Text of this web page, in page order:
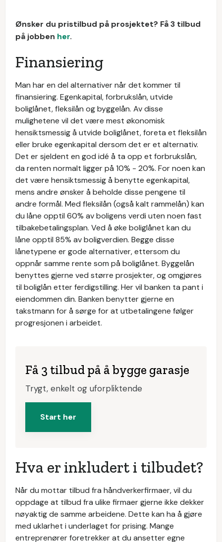
Ønsker du pristilbud på prosjektet? Få 3 tilbud
på jobben her.
Finansiering
Man har en del alternativer når det kommer til
finansiering. Egenkapital, forbrukslån, utvide
boliglånet, fleksilån og byggelån. Av disse
mulighetene vil det være mest økonomisk
hensiktsmessig å utvide boliglånet, foreta et fleksilån
eller bruke egenkapital dersom det er et alternativ.
Det er sjeldent en god idé å ta opp et forbrukslån,
da renten normalt ligger på 10% - 20%. For noen kan
det være hensiktsmessig å benytte egenkapital,
mens andre ønsker å beholde disse pengene til
andre formål. Med fleksilån (også kalt rammelån) kan
du låne opptil 60% av boligens verdi uten noen fast
tilbakebetalingsplan. Ved å øke boliglånet kan du
låne opptil 85% av boligverdien. Begge disse
lånetypene er gode alternativer, ettersom du
oppnår samme rente som på boliglånet. Byggelån
benyttes gjerne ved større prosjekter, og omgjøres
til boliglån etter ferdigstilling. Her vil banken ta pant i
eiendommen din. Banken benytter gjerne en
takstmann for å sørge for at utbetalingene følger
progresjonen i arbeidet.
Få 3 tilbud på å bygge garasje
Trygt, enkelt og uforpliktende
Start her
Hva er inkludert i tilbudet?
Når du mottar tilbud fra håndverkerfirmaer, vil du
oppdage at tilbud fra ulike firmaer gjerne ikke dekker
nøyaktig de samme arbeidene. Dette kan ha å gjøre
med uklarhet i underlaget for prising. Mange
entreprenører foretrekker at du ansetter egne